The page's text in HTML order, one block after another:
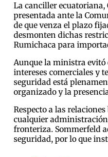
La canciller ecuatoriana,
presentada ante la
de que venza el plazo
desmonten dichas
Rumichaca para
Aunque la ministra evitó
intereses comerciales y
seguridad está
organizado y la
Respecto a las
cualquier administración
fronteriza. Sommerfeld
seguridad, por lo que